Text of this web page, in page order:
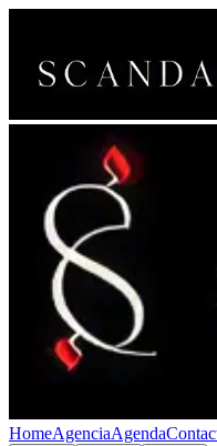
HomeAgenciaAgenda